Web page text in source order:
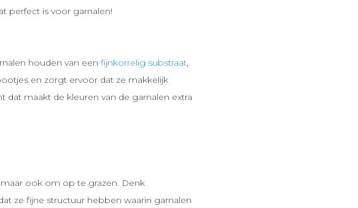
perfect is voor garnalen!
houden van eenfijnkorrelig substraat,
en zorgt ervoor dat ze makkelijk
dat maakt de kleuren van de garnalen extra
ook om op te grazen. Denk
ze fijne structuur hebben waarin garnalen